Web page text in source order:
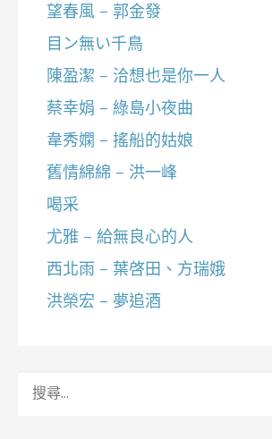
望春風 – 郭金發
目ン無い千鳥
陳盈潔 – 洽想也是你一人
蔡幸娟 – 綠島小夜曲
韋秀嫻 – 搖船的姑娘
舊情綿綿 – 洪一峰
喝采
尤雅 – 給無良心的人
西北雨 – 葉啓田、方瑞娥
洪榮宏 – 夢追酒